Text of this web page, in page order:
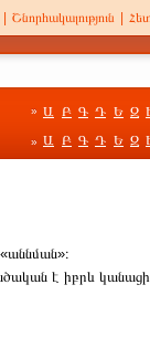
Շնորհակալություն
» Ա Բ Գ Դ Ե Զ
» Ա Բ Գ Դ Ե Զ
է իբրև կանացի